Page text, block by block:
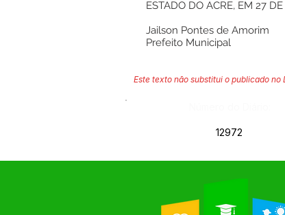
ESTADO DO ACRE, EM 27
Jailson Pontes de Amorim
Prefeito Municipal
Este texto não substitui o publicado
12972